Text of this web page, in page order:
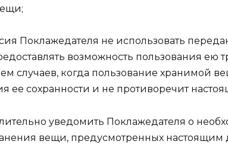
Поклажедателя не использовать
возможность пользования ею
случаев, когда пользование хранимой
ее сохранности и не противоречит
уведомить Поклажедателя о
вещи, предусмотренных настоящим